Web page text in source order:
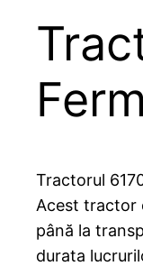
Tractorul
Acest tractor
până la
durata